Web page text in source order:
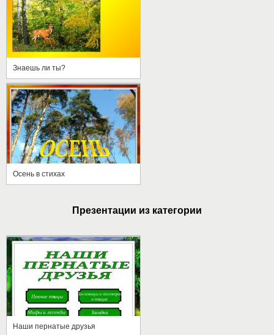
Знаешь ли ты?
Осень в стихах
Презентации из категории
Наши пернатые друзья